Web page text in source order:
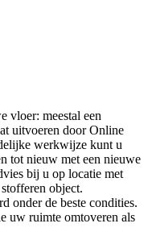
vloer: meestal een
uitvoeren door Online
werkwijze kunt u
tot nieuw met een nieuwe
bij u op locatie met
object.
onder de beste condities.
uw ruimte omtoveren als